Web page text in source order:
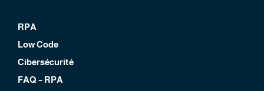
RPA
Low Code
Cibersécurité
FAQ – RPA